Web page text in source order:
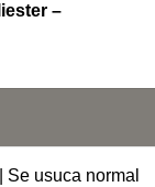
–
usuca normal